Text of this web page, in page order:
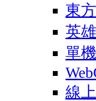
東
英
單
線